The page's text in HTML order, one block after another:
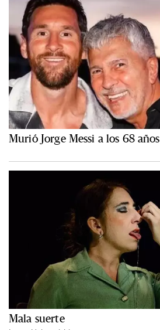
Murió Jorge Messi a los 68 años
Mala suerte